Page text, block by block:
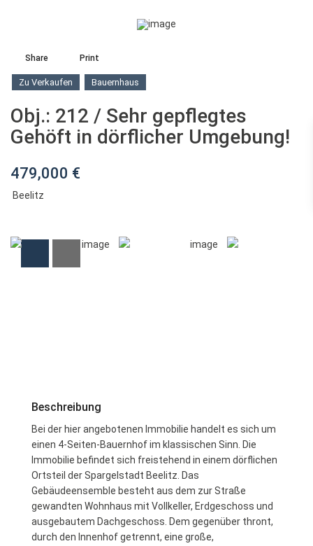
Zu Verkaufen Bauernhaus
Obj.: 212 / Sehr gepflegtes
Gehöft in dörflicher Umgebung!
479,000 €
Beelitz
Share Print
Beschreibung
Bei der hier angebotenen Immobilie handelt es sich um
einen 4-Seiten-Bauernhof im klassischen Sinn. Die
Immobilie befindet sich freistehend in einem dörflichen
Ortsteil der Spargelstadt Beelitz. Das
Gebäudeensemble besteht aus dem zur Straße
gewandten Wohnhaus mit Vollkeller, Erdgeschoss und
ausgebautem Dachgeschoss. Dem gegenüber thront,
durch den Innenhof getrennt, eine große,